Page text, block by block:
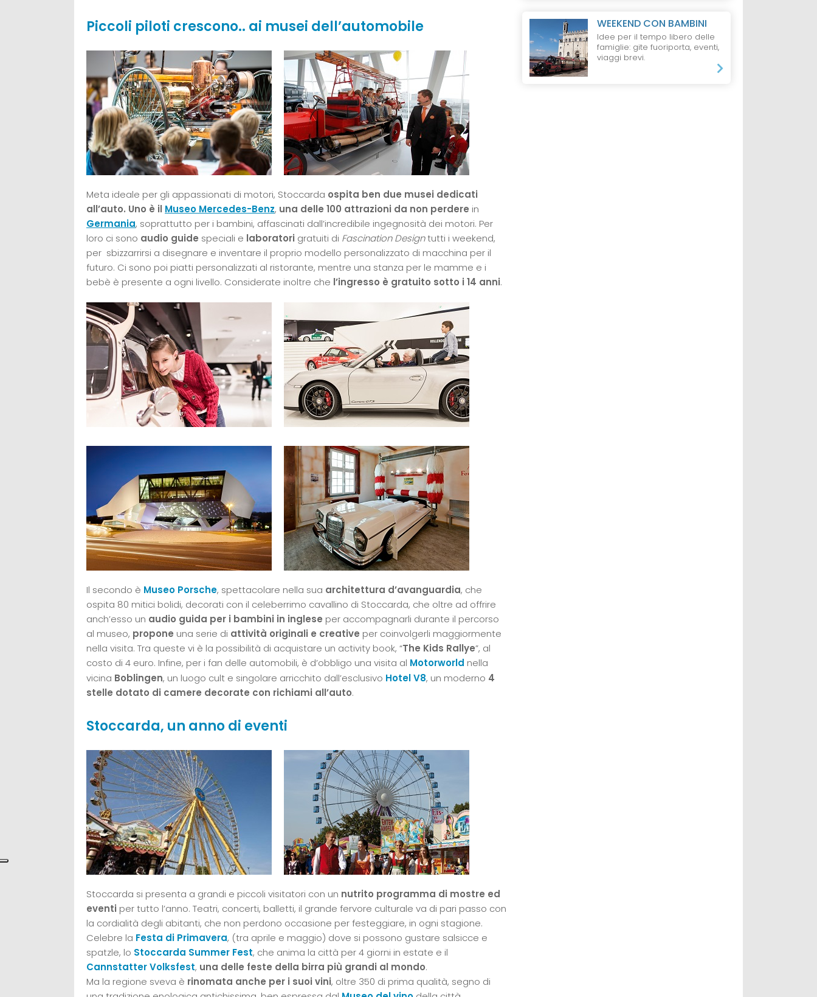
Piccoli piloti crescono.. ai musei dell’automobile
Meta ideale per gli appassionati di motori, Stoccarda ospita ben due musei dedicati
all’auto. Uno è il Museo Mercedes-Benz, una delle 100 attrazioni da non perdere in
Germania, soprattutto per i bambini, affascinati dall’incredibile ingegnosità dei motori. Per
loro ci sono audio guide speciali e laboratori gratuiti di Fascination Designtutti i weekend,
per sbizzarrirsi a disegnare e inventare il proprio modello personalizzato di macchina per il
futuro. Ci sono poi piatti personalizzati al ristorante, mentre una stanza per le mamme e i
bebè è presente a ogni livello. Considerate inoltre che l’ingresso è gratuito sotto i 14 anni.
Il secondo è Museo Porsche, spettacolare nella sua architettura d’avanguardia, che
ospita 80 mitici bolidi, decorati con il celeberrimo cavallino di Stoccarda, che oltre ad offrire
anch’esso un audio guida per i bambini in inglese per accompagnarli durante il percorso
al museo, propone una serie di attività originali e creative per coinvolgerli maggiormente
nella visita. Tra queste vi è la possibilità di acquistare un activity book, “The Kids Rallye”, al
costo di 4 euro. Infine, per i fan delle automobili, è d’obbligo una visita al Motorworld nella
vicina Boblingen, un luogo cult e singolare arricchito dall’esclusivo Hotel V8, un moderno 4
stelle dotato di camere decorate con richiami all’auto.
Stoccarda, un anno di eventi
Stoccarda si presenta a grandi e piccoli visitatori con un nutrito programma di mostre ed
eventi per tutto l’anno. Teatri, concerti, balletti, il grande fervore culturale va di pari passo con
la cordialità degli abitanti, che non perdono occasione per festeggiare, in ogni stagione.
Celebre la Festa di Primavera, (tra aprile e maggio) dove si possono gustare salsicce e
spatzle, lo Stoccarda Summer Fest, che anima la città per 4 giorni in estate e il
Cannstatter Volksfest, una delle feste della birra più grandi al mondo.
Ma la regione sveva è rinomata anche per i suoi vini, oltre 350 di prima qualità, segno di
WEEKEND CON BAMBINI
Idee per il tempo libero delle
famiglie: gite fuoriporta, eventi,
viaggi brevi.